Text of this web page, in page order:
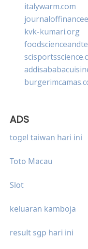
italywarm.com
kvk-kumari.org
ADS
togel taiwan hari ini
Toto Macau
Slot
keluaran kamboja
result sgp hari ini